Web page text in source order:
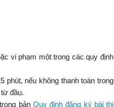
vi phạm một trong các quy định
phút, nếu không thanh toán trong
đầu.
bản Quy định đăng ký bài thi